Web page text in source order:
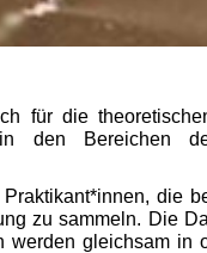
für die
den Bereichen
die
zu sammeln. Die
gleichsam in